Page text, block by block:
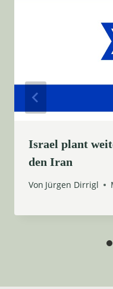
Israel plant
den Iran
Von Jürgen Dirrigl